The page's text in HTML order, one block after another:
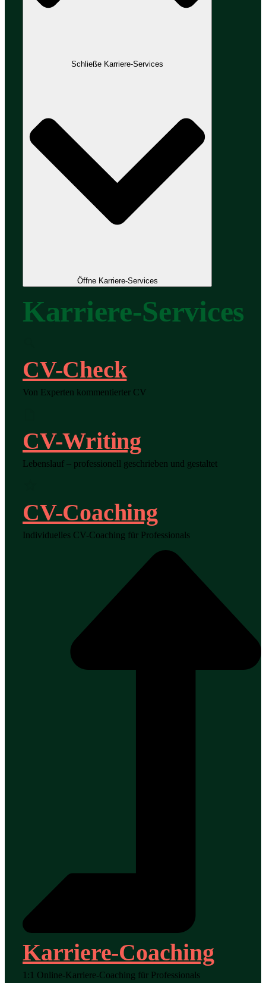
Schließe Karriere-Services
Öffne Karriere-Services
Karriere-Services
CV-Check
Von Experten kommentierter CV
CV-Writing
Lebenslauf – professionell geschrieben und gestaltet
CV-Coaching
Individuelles CV-Coaching für Professionals
Karriere-Coaching
1:1 Online-Karriere-Coaching für Professionals